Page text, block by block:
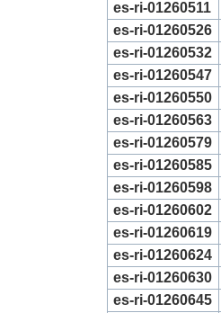
es-ri-01260511
es-ri-01260526
es-ri-01260532
es-ri-01260547
es-ri-01260550
es-ri-01260563
es-ri-01260579
es-ri-01260585
es-ri-01260598
es-ri-01260602
es-ri-01260619
es-ri-01260624
es-ri-01260630
es-ri-01260645